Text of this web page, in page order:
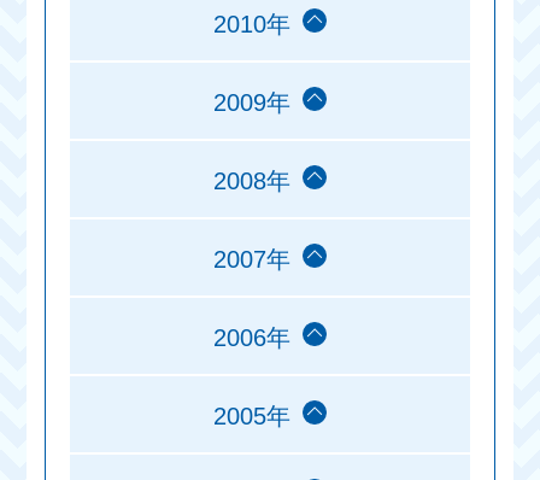
2010年
2009年
2008年
2007年
2006年
2005年